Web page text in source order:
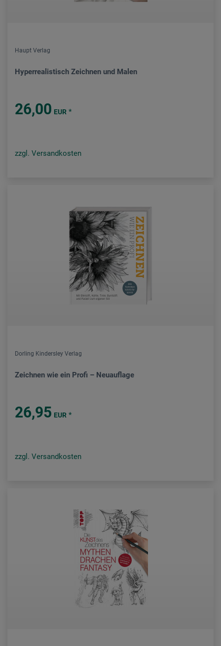
Haupt Verlag
Hyperrealistisch Zeichnen und Malen
26,00 EUR *
zzgl. Versandkosten
Dorling Kindersley Verlag
Zeichnen wie ein Profi – Neuauflage
26,95 EUR *
zzgl. Versandkosten